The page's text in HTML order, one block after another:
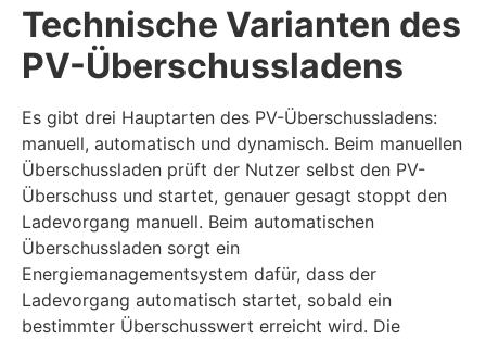
Technische Varianten des
PV-Überschussladens
Es gibt drei Hauptarten des PV-Überschussladens:
manuell, automatisch und dynamisch. Beim manuellen
Überschussladen prüft der Nutzer selbst den PV-
Überschuss und startet, genauer gesagt stoppt den
Ladevorgang manuell. Beim automatischen
Überschussladen sorgt ein
Energiemanagementsystem dafür, dass der
Ladevorgang automatisch startet, sobald ein
bestimmter Überschusswert erreicht wird. Die